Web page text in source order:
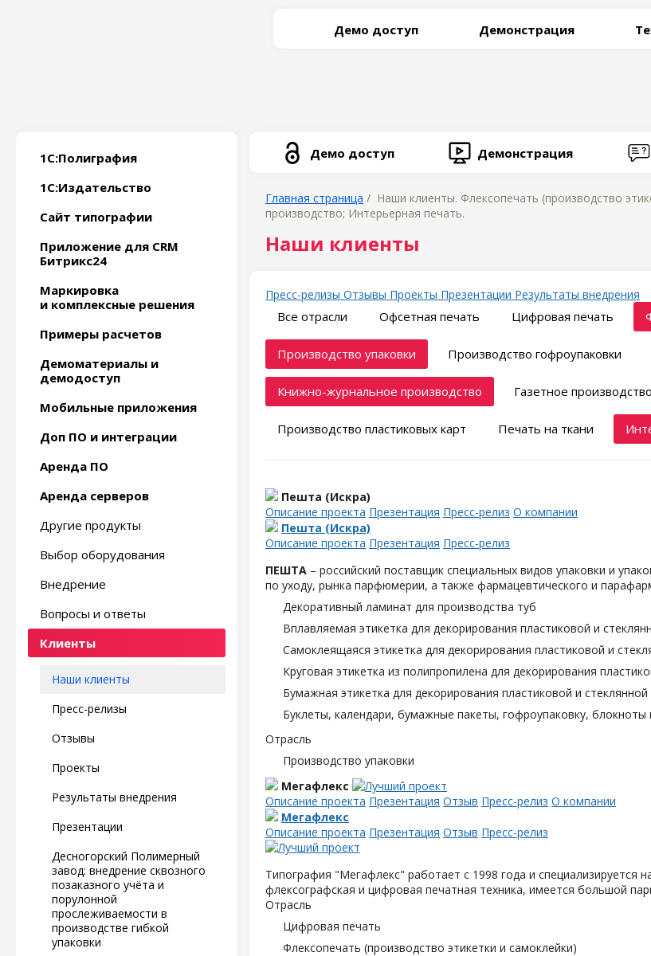
Демо доступ Демонстрация
1С:Полиграфия
1С:Издательство
Сайт типографии
Приложение для CRM
Битрикс24
Маркировка
и комплексные решения
Примеры расчетов
Демоматериалы и
демодоступ
Мобильные приложения
Доп ПО и интеграции
Аренда ПО
Аренда серверов
Другие продукты
Выбор оборудования
Внедрение
Вопросы и ответы
Клиенты
Наши клиенты
Пресс-релизы
Отзывы
Проекты
Результаты внедрения
Презентации
Десногорский Полимерный
завод: внедрение сквозного
позаказного учёта и
порулонной
прослеживаемости в
производстве гибкой
упаковки
Демо доступ Демонстрация
Главная страница / Наши клиенты. Флексопечать (производство
производство; Интерьерная печать.
Наши клиенты
Пресс-релизы Отзывы Проекты Презентации Результаты внедрения
Все отрасли Офсетная печать Цифровая печать
Производство упаковки Производство гофроупаковки
Книжно-журнальное производство Газетное производство
Производство пластиковых карт Печать на ткани
Пешта (Искра)
Описание проекта Презентация Пресс-релиз О компании
Пешта (Искра)
Описание проекта Презентация Пресс-релиз
ПЕШТА – российский поставщик специальных видов упаковки и
по уходу, рынка парфюмерии, а также фармацевтического и
Декоративный ламинат для производства туб
Вплавляемая этикетка для декорирования пластиковой и
Самоклеящаяся этикетка для декорирования пластиковой и
Круговая этикетка из полипропилена для декорирования
Бумажная этикетка для декорирования пластиковой и стеклянной
Буклеты, календари, бумажные пакеты, гофроупаковку, блокноты
Отрасль
Производство упаковки
Мегафлекс
Описание проекта Презентация Отзыв Пресс-релиз О компании
Мегафлекс
Описание проекта Презентация Отзыв Пресс-релиз
Типография "Мегафлекс" работает с 1998 года и специализируется
флексографская и цифровая печатная техника, имеется большой
Отрасль
Цифровая печать
Флексопечать (производство этикетки и самоклейки)